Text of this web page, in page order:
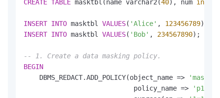
CREATE TABLE masktbl(name varchar2(40), num
INSERT INTO masktbl VALUES( 'Alice' , 123456789
INSERT INTO masktbl VALUES( 'Bob' , 234567890);
-- 1. Create a data masking policy.
BEGIN
    DBMS_REDACT.ADD_POLICY(object_name
=>
                            policy_name
=> 'p1'